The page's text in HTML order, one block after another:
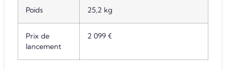
Poids 25,2 kg
Prix de
lancement
2 099 €